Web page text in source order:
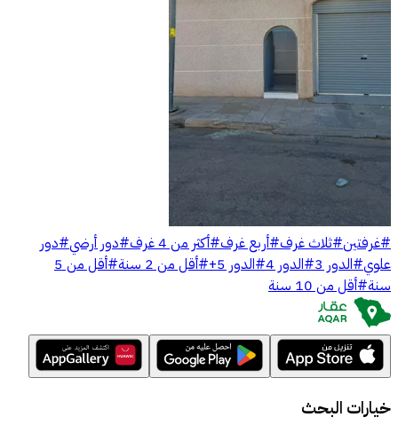
#غرفتين#ثلاث غرف#أربع غرف#أكثر من 4 غرف #دور أرضي#دور
علوي#الدور 3 #الدور 4 #الدور 5+ #أقل من 2 سنة #
أقل من 5
سنة#أقل من 10 سنة
خيارات البحث